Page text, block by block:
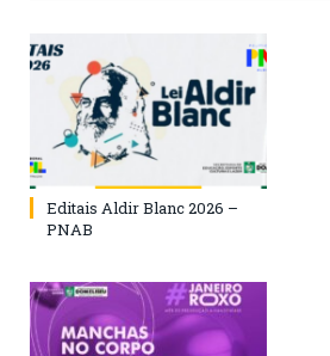
Editais Aldir Blanc 2026 –
PNAB